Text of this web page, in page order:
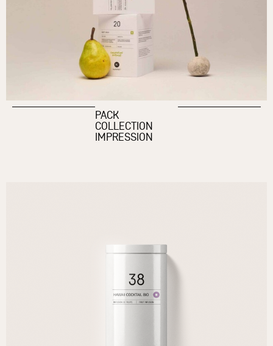
PACK
COLLECTION
IMPRESSION